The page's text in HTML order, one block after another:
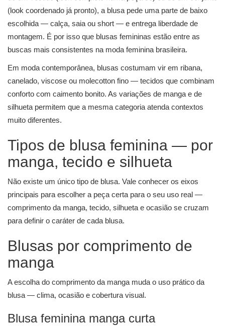
(look coordenado já pronto), a blusa pede uma parte de baixo
escolhida — calça, saia ou short — e entrega liberdade de
montagem. É por isso que blusas femininas estão entre as
buscas mais consistentes na moda feminina brasileira.
Em moda contemporânea, blusas costumam vir em ribana,
canelado, viscose ou molecotton fino — tecidos que combinam
conforto com caimento bonito. As variações de manga e de
silhueta permitem que a mesma categoria atenda contextos
muito diferentes.
Tipos de blusa feminina — por
manga, tecido e silhueta
Não existe um único tipo de blusa. Vale conhecer os eixos
principais para escolher a peça certa para o seu uso real —
comprimento da manga, tecido, silhueta e ocasião se cruzam
para definir o caráter de cada blusa.
Blusas por comprimento de
manga
A escolha do comprimento da manga muda o uso prático da
blusa — clima, ocasião e cobertura visual.
Blusa feminina manga curta